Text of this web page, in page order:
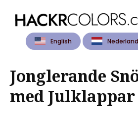
English
Search
Blog
Jonglerande
med Julklappar